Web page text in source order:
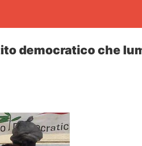
democratico che